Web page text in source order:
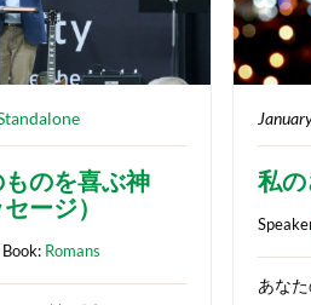
のを喜ぶ神
ージ）
Book: Romans
私
あな